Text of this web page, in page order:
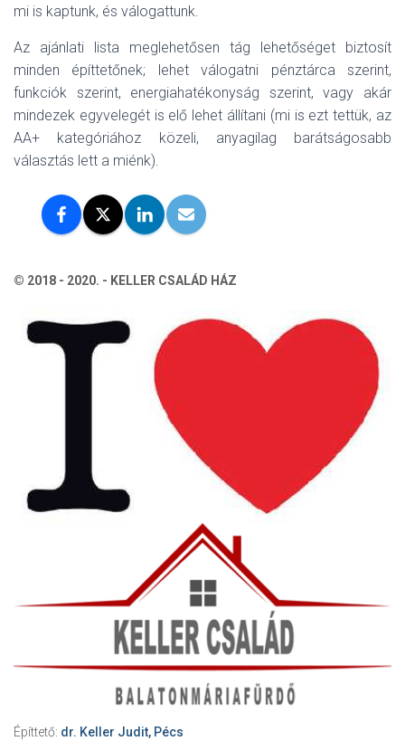
mi is kaptunk, és válogattunk.
Az ajánlati lista meglehetősen tág lehetőséget biztosít
minden építtetőnek; lehet válogatni pénztárca szerint,
funkciók szerint, energiahatékonyság szerint, vagy akár
mindezek egyvelegét is elő lehet állítani (mi is ezt tettük, az
AA+ kategóriához közeli, anyagilag barátságosabb
választás lett a miénk).
© 2018 - 2020. - KELLER CSALÁD HÁZ
Építtető: dr. Keller Judit, Pécs